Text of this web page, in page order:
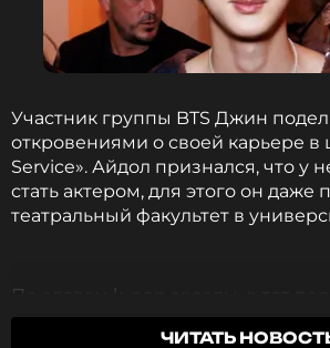
Участник группы BTS Джин
откровениями о своей карьере в
Service». Айдол признался, что у
стать актером, для этого он даже
театральный факультет в
По словам k-pop звезды, в тот
стремился попробовать себя в
ЧИТАТЬ